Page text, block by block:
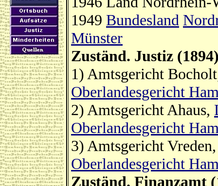
1949 Bundesland
Münster
Zuständ. Justiz
1) Amtsgericht
Oberlandesgericht
2) Amtsgericht Ahaus,
Oberlandesgericht
3) Amtsgericht
Oberlandesgericht
Zuständ. Finanzamt